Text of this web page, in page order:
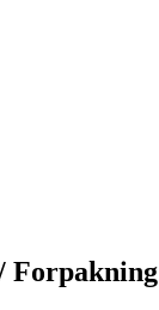
Forpakning